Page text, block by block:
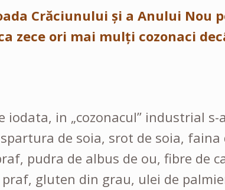
Crăciunului și a Anului Nou
zece ori mai mulți cozonaci
in „cozonacul” industrial s-
de soia, srot de soia, faina
pudra de albus de ou, fibre de
gluten din grau, ulei de